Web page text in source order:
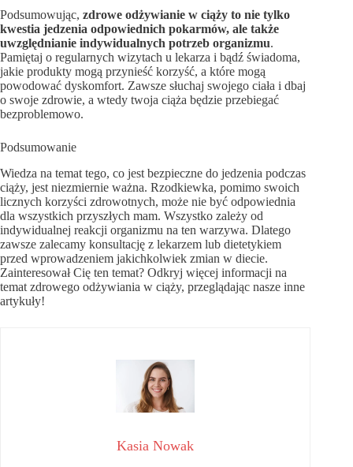
Podsumowując, zdrowe odżywianie w ciąży to nie tylko
kwestia jedzenia odpowiednich pokarmów, ale także
uwzględnianie indywidualnych potrzeb organizmu.
Pamiętaj o regularnych wizytach u lekarza i bądź świadoma,
jakie produkty mogą przynieść korzyść, a które mogą
powodować dyskomfort. Zawsze słuchaj swojego ciała i dbaj
o swoje zdrowie, a wtedy twoja ciąża będzie przebiegać
bezproblemowo.
Podsumowanie
Wiedza na temat tego, co jest bezpieczne do jedzenia podczas
ciąży, jest niezmiernie ważna. Rzodkiewka, pomimo swoich
licznych korzyści zdrowotnych, może nie być odpowiednia
dla wszystkich przyszłych mam. Wszystko zależy od
indywidualnej reakcji organizmu na ten warzywa. Dlatego
zawsze zalecamy konsultację z lekarzem lub dietetykiem
przed wprowadzeniem jakichkolwiek zmian w diecie.
Zainteresował Cię ten temat? Odkryj więcej informacji na
temat zdrowego odżywiania w ciąży, przeglądając nasze inne
artykuły!
Kasia Nowak